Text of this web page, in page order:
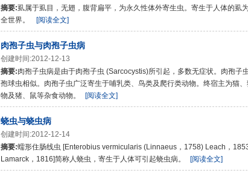
摘要:虱属于虱目，无翅，腹背扁平，为永久性体外寄生虫。寄生于人体的
全世界。
[阅读全文]
肉孢子虫与肉孢子虫病
创建时间:2012-12-13
摘要:肉孢子虫病是由于肉孢子虫 (Sarcocystis)所引起，多数无症状。肉孢
孢球虫相似。肉孢子虫广泛寄生于哺乳类、鸟类及爬行类动物。终宿主为猫
物及猪、鼠等杂食动物。
[阅读全文]
蛲虫与蛲虫病
创建时间:2012-12-14
摘要:蠕形住肠线虫 [Enterobius vermicularis (Linnaeus，1758) Leach，
Lamarck，1816]简称人蛲虫，寄生于人体可引起蛲虫病。
[阅读全文]